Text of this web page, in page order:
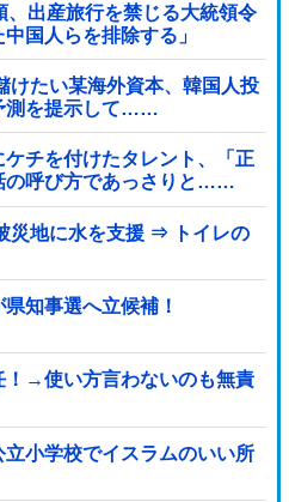
、出産旅行を禁じる大統領令
国人らを排除する」
けたい某海外資本、韓国人投
測を提示して……
チを付けたタレント、「正
の呼び方であっさりと……
災地に水を支援 ⇒ トイレの
知事選へ立候補！
！→使い方言わないのも無責
立小学校でイスラムのいい所